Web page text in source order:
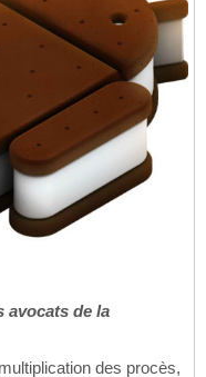
avocats de la
des procès,